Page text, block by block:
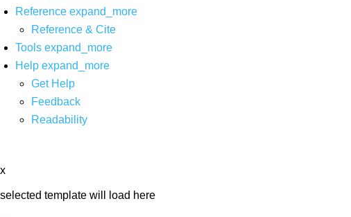
Reference expand_more
Reference & Cite
Tools expand_more
Help expand_more
Get Help
Feedback
Readability
x
selected template will load here